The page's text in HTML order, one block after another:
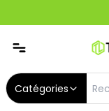
Catégories